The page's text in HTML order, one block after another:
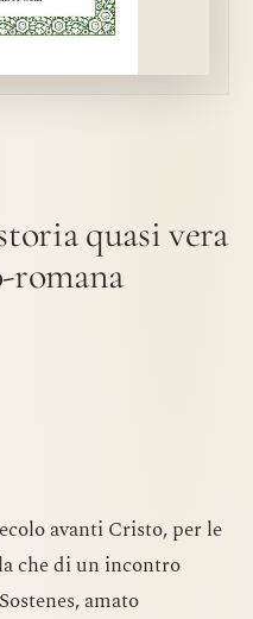
quasi vera
romana
avanti Cristo, per le
che di un incontro
amato